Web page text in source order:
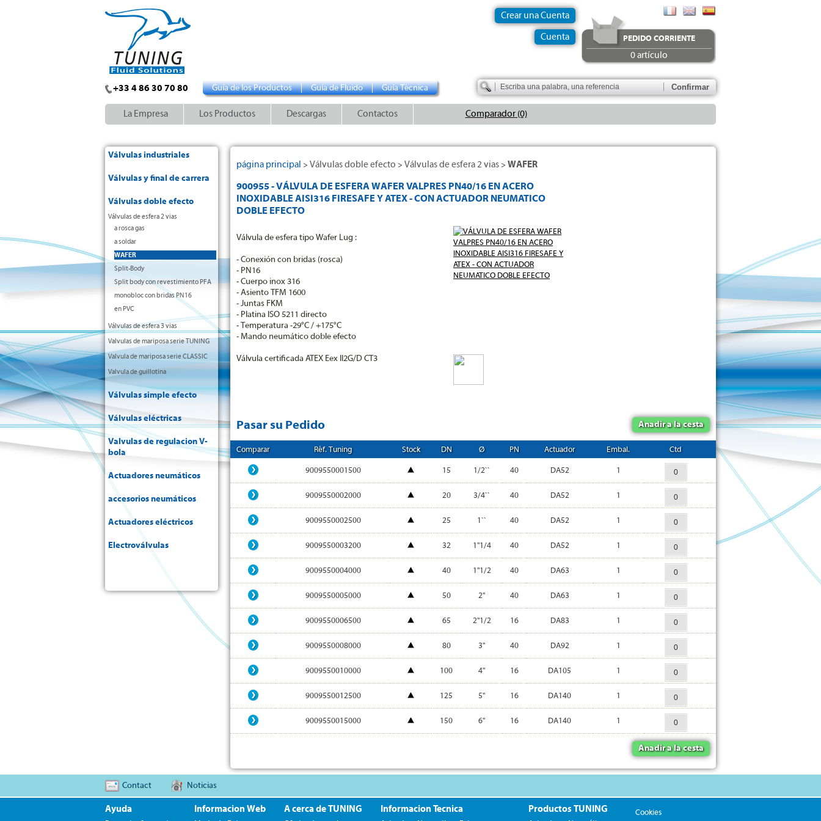
+33 4 86 30 70 80
Crear una Cuenta
Cuenta PEDIDO CORRIENTE
0 artículo
Guía de los Productos Guía de Fluido Guía Técnica
La Empresa Los Productos Descargas Contactos Comparador (0)
Válvulas industriales
Válvulas y final de carrera
Válvulas doble efecto
Válvulas de esfera 2 vias
a rosca gas
a soldar
WAFER
Split-Body
Split body con revestimiento PFA
monobloc con bridas PN16
en PVC
Válvulas de esfera 3 vias
Valvulas de mariposa serie TUNING
Valvula de mariposa serie CLASSIC
Valvula de guillotina
Válvulas simple efecto
Válvulas eléctricas
Valvulas de regulacion V-
bola
Actuadores neumáticos
accesorios neumáticos
Actuadores eléctricos
Electroválvulas
página principal > Válvulas doble efecto > Válvulas de esfera 2 vias > WAFER
900955 - VÁLVULA DE ESFERA WAFER VALPRES PN40/16 EN ACERO
INOXIDABLE AISI316 FIRESAFE Y ATEX - CON ACTUADOR NEUMATICO
DOBLE EFECTO
Válvula de esfera tipo Wafer Lug :
- Conexión con bridas (rosca)
- PN16
- Cuerpo inox 316
- Asiento TFM 1600
- Juntas FKM
- Platina ISO 5211 directo
- Temperatura -29°C / +175°C
- Mando neumático doble efecto
Válvula certificada ATEX Eex II2G/D CT3
Pasar su Pedido Anadir a la cesta
Comparar Réf. Tuning Stock DN Ø PN Actuador Embal. Ctd
9009550001500 15 1/2`` 40 DA52 1
9009550002000 20 3/4`` 40 DA52 1
9009550002500 25 1`` 40 DA52 1
9009550003200 32 1"1/4 40 DA52 1
9009550004000 40 1"1/2 40 DA63 1
9009550005000 50 2" 40 DA63 1
9009550006500 65 2"1/2 16 DA83 1
9009550008000 80 3" 40 DA92 1
9009550010000 100 4" 16 DA105 1
9009550012500 125 5" 16 DA140 1
9009550015000 150 6" 16 DA140 1
Anadir a la cesta
Contact Noticias
Ayuda Informacion Web A cerca de TUNING Informacion Tecnica Productos TUNING Cookies